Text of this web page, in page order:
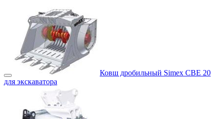
Ковш дробильный Simex CBE 20
для экскаватора